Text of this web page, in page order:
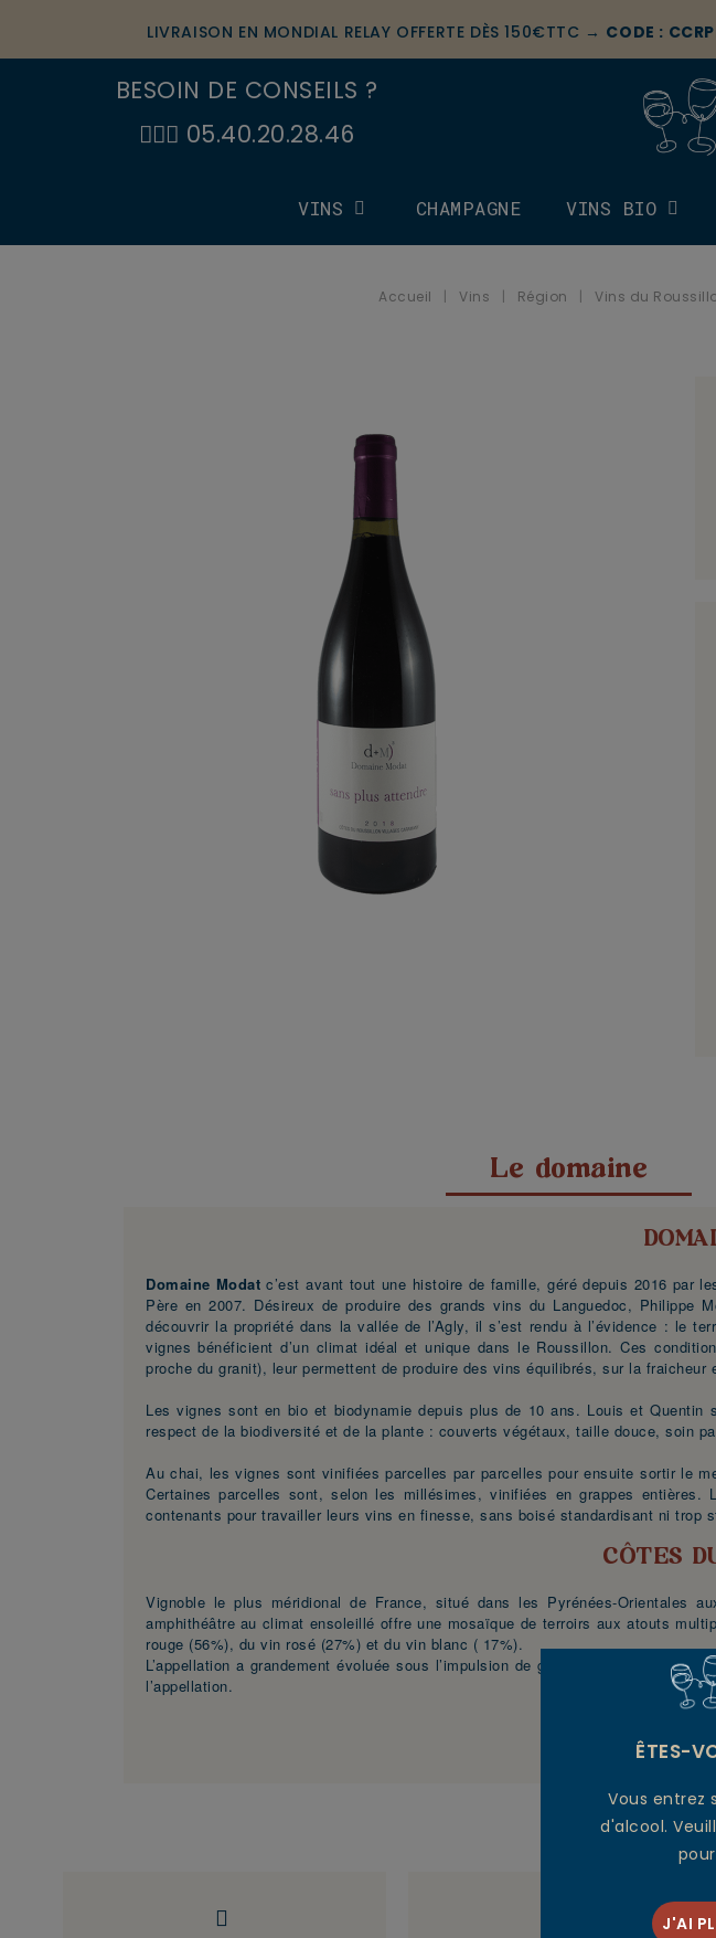
LIVRAISON EN MONDIAL RELAY OFFERTE DÈS 150€TTC → CODE :
BESOIN DE CONSEILS ?
🙋🏼‍♂️ 05.40.20.28.46
VINS CHAMPAGNE VINS BIO
Accueil Vins Région Vins du
Le domaine
Domaine Modat c’est avant tout une histoire de famille, géré depuis 2016 par
Père en 2007. Désireux de produire des grands vins du Languedoc,
découvrir la propriété dans la vallée de l’Agly, il s’est rendu à l’évidence : le
vignes bénéficient d’un climat idéal et unique dans le Roussillon. Ces
proche du granit), leur permettent de produire des vins équilibrés, sur la fraicheur
Les vignes sont en bio et biodynamie depuis plus de 10 ans. Louis et
respect de la biodiversité et de la plante : couverts végétaux, taille douce, soin
Au chai, les vignes sont vinifiées parcelles par parcelles pour ensuite sortir le
Certaines parcelles sont, selon les millésimes, vinifiées en grappes
contenants pour travailler leurs vins en finesse, sans boisé standardisant ni trop
CÔTES
Vignoble le plus méridional de France, situé dans les Pyrénées-Orientales
amphithéâtre au climat ensoleillé offre une mosaïque de terroirs aux atouts
rouge (56%), du vin rosé (27%) et du vin blanc ( 17%).
L’appellation a grandement évoluée sous l’impulsion de grands vignerons tels
l’appellation.
Les vins
ÊTES-
Vous entrez
d'alcool.
J'AI